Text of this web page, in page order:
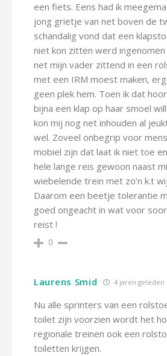
een fiets. Eens had ik
jong grietje van net boven de
schandalig vond dat een
niet kon zitten werd
net mijn vader zittend in een
met een IRM moest maken,
geen plek hem. Toen ik dat
bijna een klap op haar smoel
kon mij nog net inhouden al
wel. Zoveel onbegrip voor
mobiel zijn dat laat ik niet toe
hele lange reis gewoon naast
wiebelende trein met zo’n k.t
Daarom een beetje tolerantie
goed ongeacht in wat voor
reist !
0
Laurens Smid 4 jaren geleden
Nu alle sprinters van een
toilet zijn voorzien wordt het
regionale treinen ook een
toiletten krijgen.